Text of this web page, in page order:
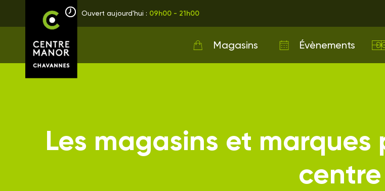
Ouvert aujourd'hui : 09h00 - 21h00
Magasins Évènements
Les magasins et
centre